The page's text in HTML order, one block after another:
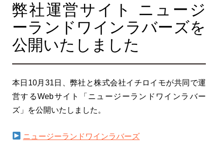
弊社運営サイト ニュージ
ーランドワインラバーズを
公開いたしました
本日10月31日、弊社と株式会社イチロイモが共同で運
営するWebサイト「ニュージーランドワインラバー
ズ」を公開いたしました。
ニュージーランドワインラバーズ